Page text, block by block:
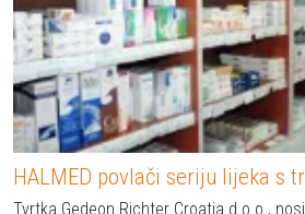
HALMED povlači seriju lijeka s
Tvrtka Gedeon Richter Croatia d.o.o.,